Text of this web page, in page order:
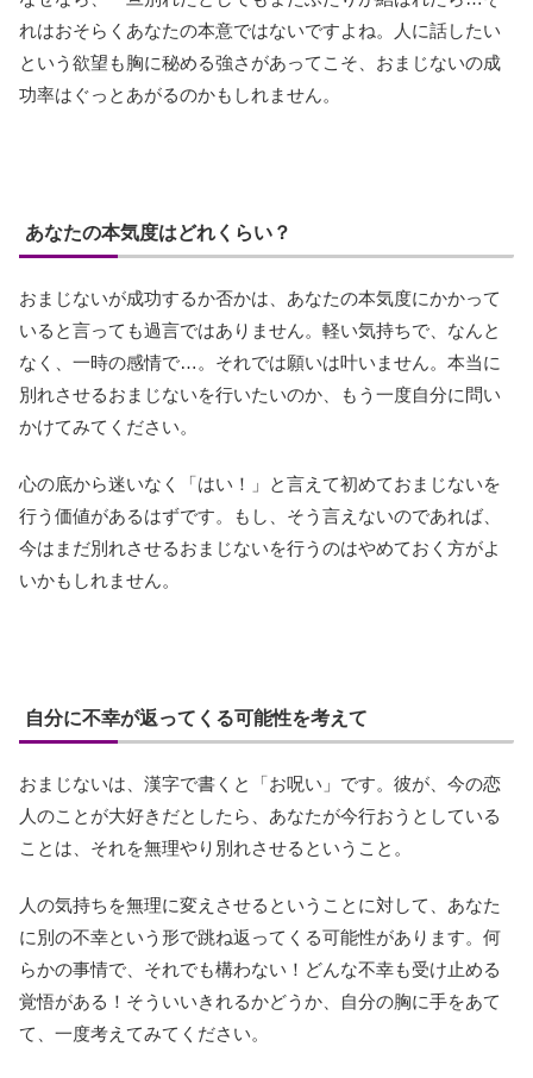
れはおそらくあなたの本意ではないですよね。人に話したい
という欲望も胸に秘める強さがあってこそ、おまじないの成
功率はぐっとあがるのかもしれません。
あなたの本気度はどれくらい？
おまじないが成功するか否かは、あなたの本気度にかかって
いると言っても過言ではありません。軽い気持ちで、なんと
なく、一時の感情で…。それでは願いは叶いません。本当に
別れさせるおまじないを行いたいのか、もう一度自分に問い
かけてみてください。
心の底から迷いなく「はい！」と言えて初めておまじないを
行う価値があるはずです。もし、そう言えないのであれば、
今はまだ別れさせるおまじないを行うのはやめておく方がよ
いかもしれません。
自分に不幸が返ってくる可能性を考えて
おまじないは、漢字で書くと「お呪い」です。彼が、今の恋
人のことが大好きだとしたら、あなたが今行おうとしている
ことは、それを無理やり別れさせるということ。
人の気持ちを無理に変えさせるということに対して、あなた
に別の不幸という形で跳ね返ってくる可能性があります。何
らかの事情で、それでも構わない！どんな不幸も受け止める
覚悟がある！そういいきれるかどうか、自分の胸に手をあて
て、一度考えてみてください。